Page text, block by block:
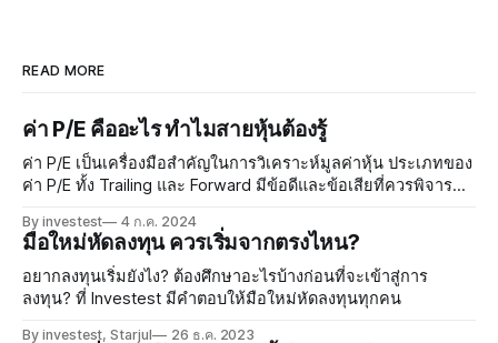
READ MORE
ค่า P/E คืออะไร ทำไมสายหุ้นต้องรู้
ค่า P/E เป็นเครื่องมือสำคัญในการวิเคราะห์มูลค่าหุ้น ประเภทของ
ค่า P/E ทั้ง Trailing และ Forward มีข้อดีและข้อเสียที่ควรพิจารณา
ซ้อนสามารถเสริมสร้างความมั่นใจในการลงทุน การบริหารความ
เสี่ยงเป็นสิ่งจำเป็นในการปกป้องผลประโยชน์ของนักลงทุน
By investest 4 ก.ค. 2024
มือใหม่หัดลงทุน ควรเริ่มจากตรงไหน?
อยากลงทุนเริ่มยังไง? ต้องศึกษาอะไรบ้างก่อนที่จะเข้าสู่การ
ลงทุน? ที่ Investest มีคำตอบให้มือใหม่หัดลงทุนทุกคน
By investest, Starjul 26 ธ.ค. 2023